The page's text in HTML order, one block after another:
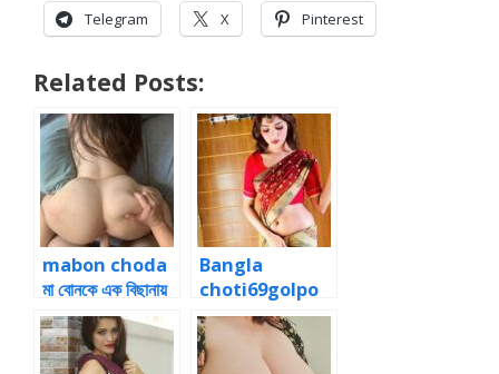
Telegram X Pinterest
Related Posts:
mabon choda
মা বোনকে এক বিছানায়
ফেলে চোদা 1
Bangla
choti69golpo
বিয়েবাড়িতে সুন্দরী ভাগ্নি
চোদার চটি কাহিনী